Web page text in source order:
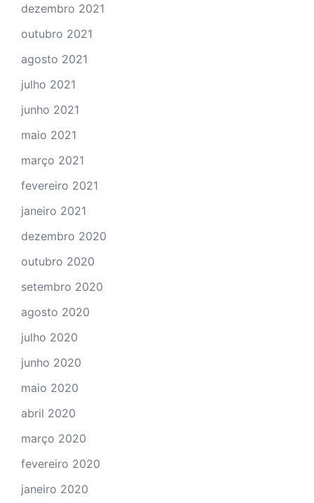
dezembro 2021
outubro 2021
agosto 2021
julho 2021
junho 2021
maio 2021
março 2021
fevereiro 2021
janeiro 2021
dezembro 2020
outubro 2020
setembro 2020
agosto 2020
julho 2020
junho 2020
maio 2020
abril 2020
março 2020
fevereiro 2020
janeiro 2020